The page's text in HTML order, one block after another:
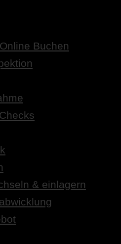
Buchen
& einlagern